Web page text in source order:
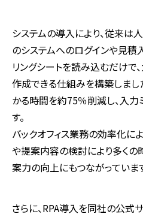
システムの導入により、従来は
のシステムへのログインや見積
リングシートを読み込むだけ
作成できる仕組みを構築しまし
かる時間を約75％削減し、入
す。
バックオフィス業務の効率化に
や提案内容の検討により多くの
案力の向上にもつながっていま
さらに、RPA導入を同社の公式